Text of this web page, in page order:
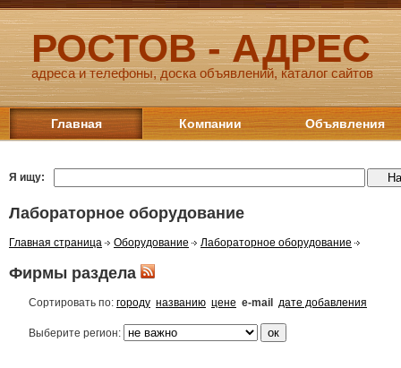
РОСТОВ - АДРЕС
адреса и телефоны, доска объявлений, каталог сайтов
Главная Компании Объявления
Я ищу:
Лабораторное оборудование
Главная страница Оборудование Лабораторное оборудование
Фирмы раздела
Сортировать по: городу названию цене e-mail дате добавления
Выберите регион: